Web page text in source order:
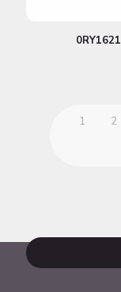
0RY1621
1 2